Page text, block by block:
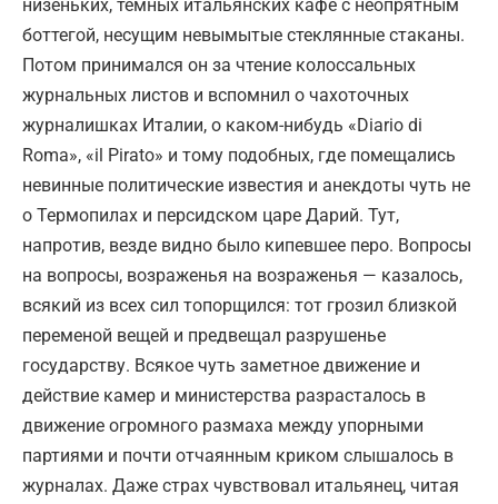
низеньких, темных итальянских кафе с неопрятным
боттегой, несущим невымытые стеклянные стаканы.
Потом принимался он за чтение колоссальных
журнальных листов и вспомнил о чахоточных
журналишках Италии, о каком-нибудь «Diario di
Roma», «il Pirato» и тому подобных, где помещались
невинные политические известия и анекдоты чуть не
о Термопилах и персидском царе Дарий. Тут,
напротив, везде видно было кипевшее перо. Вопросы
на вопросы, возраженья на возраженья — казалось,
всякий из всех сил топорщился: тот грозил близкой
переменой вещей и предвещал разрушенье
государству. Всякое чуть заметное движение и
действие камер и министерства разрасталось в
движение огромного размаха между упорными
партиями и почти отчаянным криком слышалось в
журналах. Даже страх чувствовал итальянец, читая